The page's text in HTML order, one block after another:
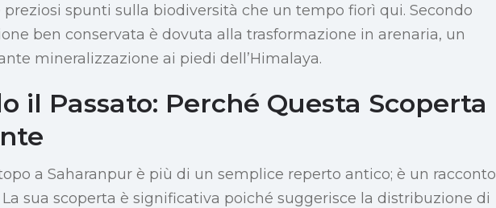
spunti sulla biodiversità che un tempo fiorì qui. Secondo
ben conservata è dovuta alla trasformazione in arenaria, un
mineralizzazione ai piedi dell’Himalaya.
il Passato: Perché Questa Scoperta
a Saharanpur è più di un semplice reperto antico; è un racconto
sua scoperta è significativa poiché suggerisce la distribuzione di